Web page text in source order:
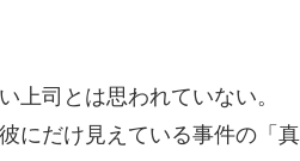
上司とは思われていない。
にだけ見えている事件の「真